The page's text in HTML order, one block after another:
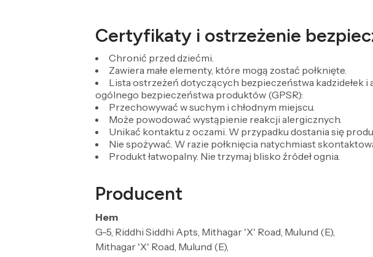
Certyfikaty i ostrzeżenie
Chronić przed dziećmi.
Zawiera małe elementy, które mogą zostać połknięte.
Lista ostrzeżeń dotyczących bezpieczeństwa kadzidełek
ogólnego bezpieczeństwa produktów (GPSR):
Przechowywać w suchym i chłodnym miejscu.
Może powodować wystąpienie reakcji alergicznych.
Unikać kontaktu z oczami. W przypadku dostania się
Nie spożywać. W razie połknięcia natychmiast
Produkt łatwopalny. Nie trzymaj blisko źródeł ognia.
Producent
Hem
G-5, Riddhi Siddhi Apts, Mithagar 'X' Road, Mulund (E),
Mithagar 'X' Road, Mulund (E),